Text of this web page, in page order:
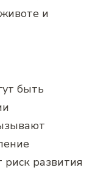
и
быть
развития